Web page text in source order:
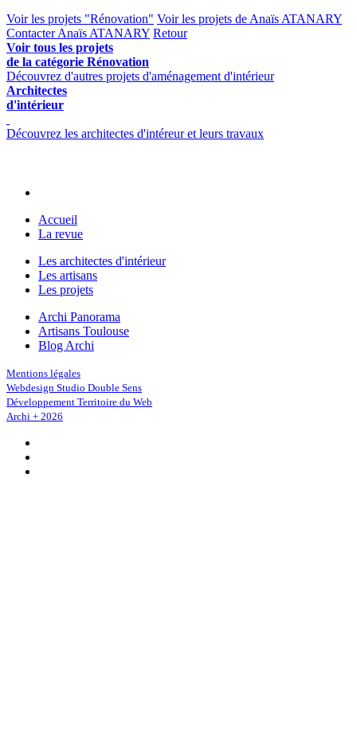
Voir les projets "Rénovation" Voir les projets de Anaïs ATANARY
Contacter Anaïs ATANARY Retour
Voir tous les projets
de la catégorie Rénovation
Découvrez d'autres projets d'aménagement d'intérieur
Architectes
d'intérieur
Découvrez les architectes d'intéreur et leurs travaux
Accueil
La revue
Les architectes d'intérieur
Les artisans
Les projets
Archi Panorama
Artisans Toulouse
Blog Archi
Mentions légales
Webdesign Studio Double Sens
Développement Territoire du Web
Archi + 2026